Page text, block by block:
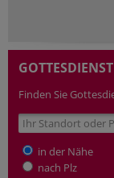
Finden Sie
in der Nähe
nach Plz